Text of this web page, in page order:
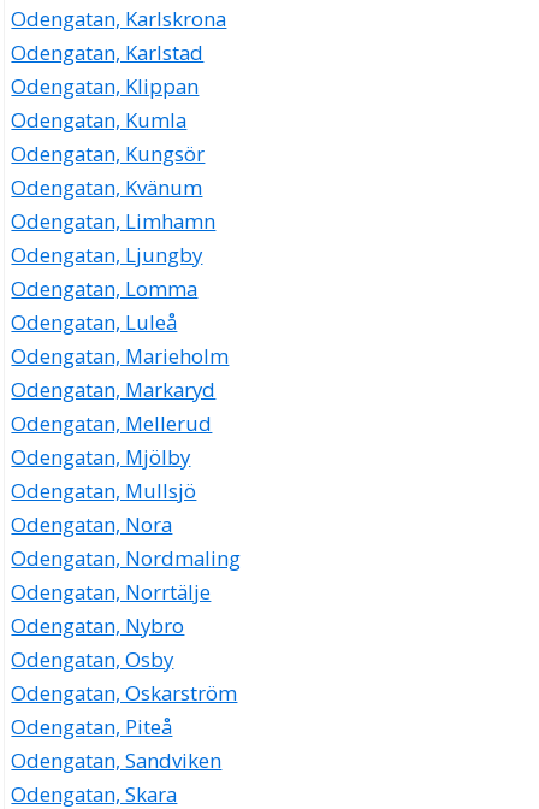
Odengatan, Karlskrona
Odengatan, Karlstad
Odengatan, Klippan
Odengatan, Kumla
Odengatan, Kungsör
Odengatan, Kvänum
Odengatan, Limhamn
Odengatan, Ljungby
Odengatan, Lomma
Odengatan, Luleå
Odengatan, Marieholm
Odengatan, Markaryd
Odengatan, Mellerud
Odengatan, Mjölby
Odengatan, Mullsjö
Odengatan, Nora
Odengatan, Nordmaling
Odengatan, Norrtälje
Odengatan, Nybro
Odengatan, Osby
Odengatan, Oskarström
Odengatan, Piteå
Odengatan, Sandviken
Odengatan, Skara